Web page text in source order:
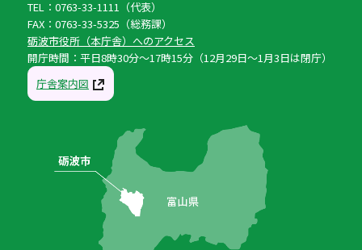
TEL：0763-33-1111（代表）
FAX：0763-33-5325（総務課）
砺波市役所（本庁舎）へのアクセス
開庁時間：平日8時30分〜17時15分（12月29日〜1月3日は閉庁）
庁舎案内図